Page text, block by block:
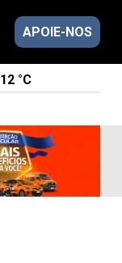
APOIE-NOS
12 °C